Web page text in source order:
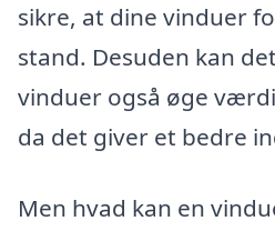
sikre, at dine vinduer
stand. Desuden kan
vinduer også øge
da det giver et bedre
Men hvad kan en